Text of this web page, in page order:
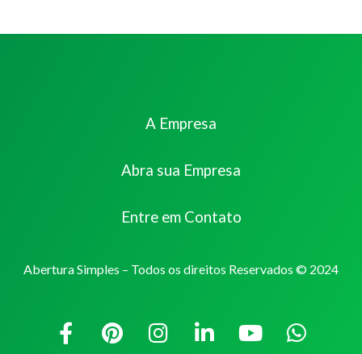
A Empresa
Abra sua Empresa
Entre em Contato
Abertura Simples – Todos os direitos Reservados © 2024